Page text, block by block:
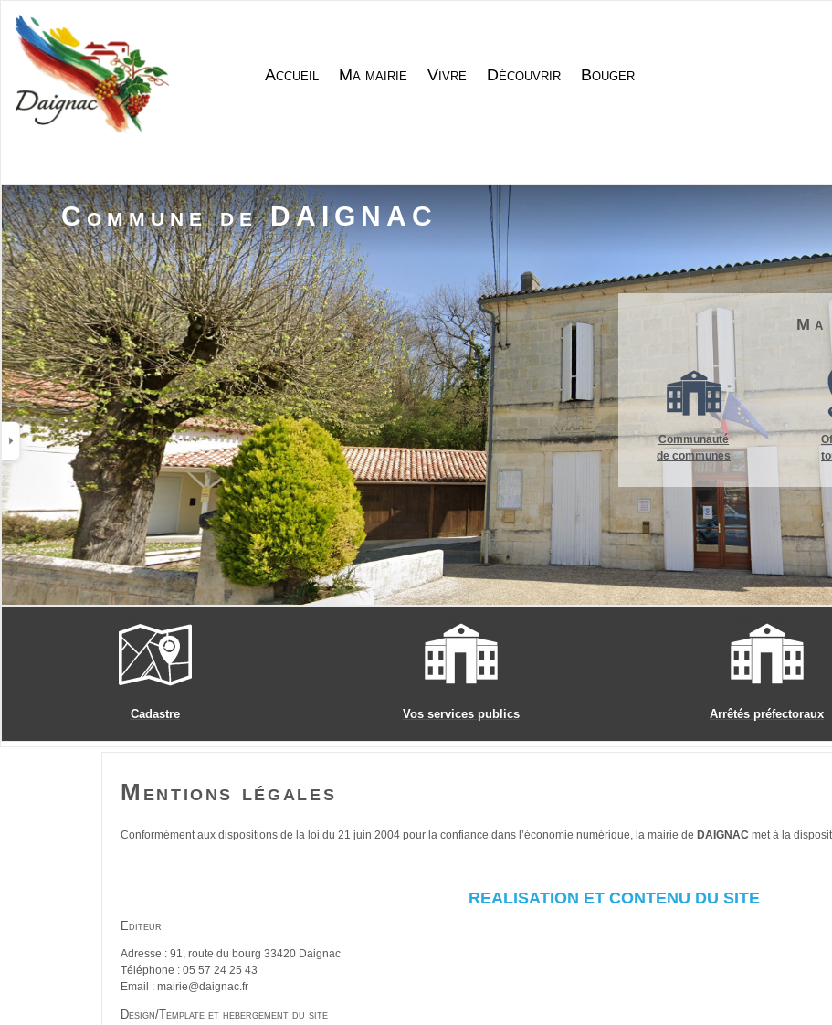
Accueil Ma mairie Vivre Découvrir Bouger
Commune de DAIGNAC
Communauté
de communes
Cadastre Vos services publics Arrêtés préfectoraux
Mentions légales
Conformément aux dispositions de la loi du 21 juin 2004 pour la confiance dans l’économie numérique, la mairie de DAIGNAC met à la
REALISATION ET CONTENU DU SITE
Editeur
Adresse : 91, route du bourg 33420 Daignac
Téléphone : 05 57 24 25 43
Email : mairie@daignac.fr
Design/Template et hebergement du site